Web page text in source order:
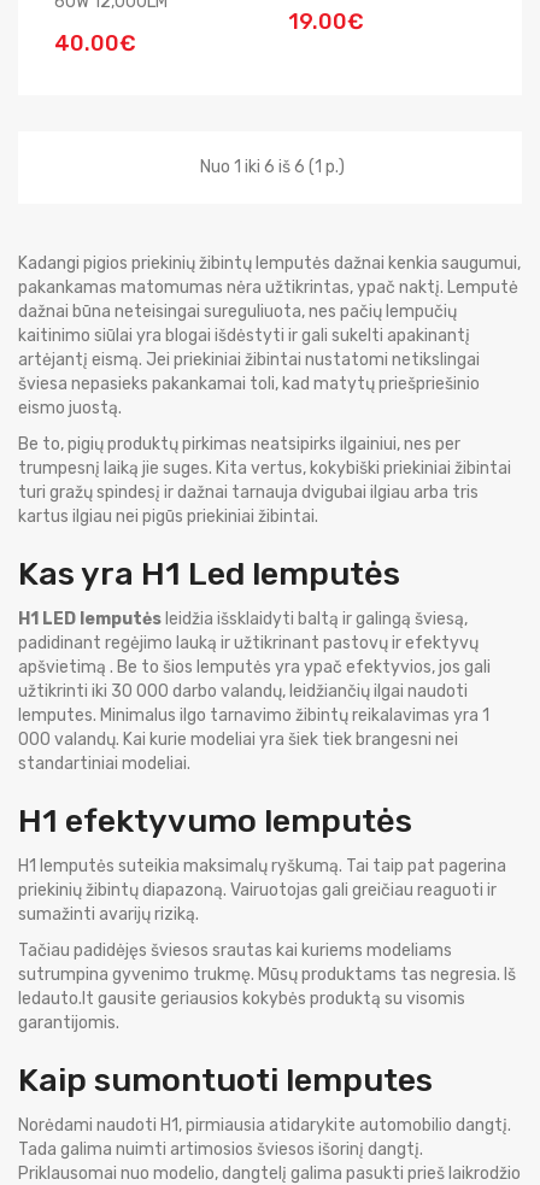
40.00€
19.00€
Nuo 1 iki 6 iš 6 (1 p.)
Kadangi pigios priekinių žibintų lemputės dažnai kenkia saugumui,
pakankamas matomumas nėra užtikrintas, ypač naktį. Lemputė
dažnai būna neteisingai sureguliuota, nes pačių lempučių
kaitinimo siūlai yra blogai išdėstyti ir gali sukelti apakinantį
artėjantį eismą. Jei priekiniai žibintai nustatomi netikslingai
šviesa nepasieks pakankamai toli, kad matytų priešpriešinio
eismo juostą.
Be to, pigių produktų pirkimas neatsipirks ilgainiui, nes per
trumpesnį laiką jie suges. Kita vertus, kokybiški priekiniai žibintai
turi gražų spindesį ir dažnai tarnauja dvigubai ilgiau arba tris
kartus ilgiau nei pigūs priekiniai žibintai.
Kas yra H1 Led lemputės
H1 LED lemputės leidžia išsklaidyti baltą ir galingą šviesą,
padidinant regėjimo lauką ir užtikrinant pastovų ir efektyvų
apšvietimą . Be to šios lemputės yra ypač efektyvios, jos gali
užtikrinti iki 30 000 darbo valandų, leidžiančių ilgai naudoti
lemputes. Minimalus ilgo tarnavimo žibintų reikalavimas yra 1
000 valandų. Kai kurie modeliai yra šiek tiek brangesni nei
standartiniai modeliai.
H1 efektyvumo lemputės
H1 lemputės suteikia maksimalų ryškumą. Tai taip pat pagerina
priekinių žibintų diapazoną. Vairuotojas gali greičiau reaguoti ir
sumažinti avarijų riziką.
Tačiau padidėjęs šviesos srautas kai kuriems modeliams
sutrumpina gyvenimo trukmę. Mūsų produktams tas negresia. Iš
ledauto.lt gausite geriausios kokybės produktą su visomis
garantijomis.
Kaip sumontuoti lemputes
Norėdami naudoti H1, pirmiausia atidarykite automobilio dangtį.
Tada galima nuimti artimosios šviesos išorinį dangtį.
Priklausomai nuo modelio, dangtelį galima pasukti prieš laikrodžio